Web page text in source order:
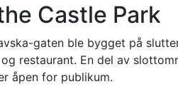
Castle Park
gaten ble bygget på
restaurant. En del av
åpen for publikum.